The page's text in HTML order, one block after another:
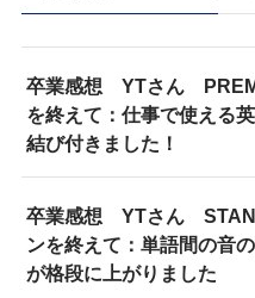
卒業感想 YTさん
を終えて：仕事で使える
結び付きました！
卒業感想 YTさん
ンを終えて：単語間の音
が格段に上がりました